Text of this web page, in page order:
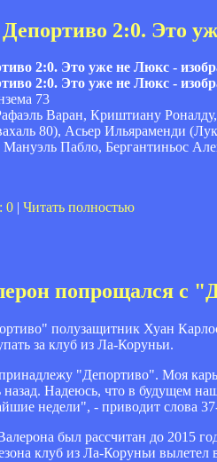
2:0. Это
73
Варан, Криштиану
80), Асьер Ильяраменди
Пабло, Бергантиньос
0 | Читать полностью
попрощался с
полузащитник Хуан
за клуб из Ла-Коруньи.
"Депортиво". Моя
назад. Надеюсь, что в будущем
недели", - приводит слова
был рассчитан до 2015
клуб из Ла-Коруньи вылетел